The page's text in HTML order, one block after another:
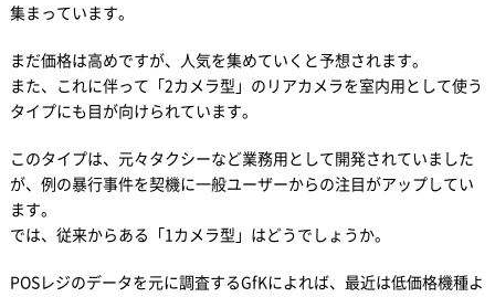
集まっています。
まだ価格は高めですが、人気を集めていくと予想されます。
また、これに伴って「2カメラ型」のリアカメラを室内用として使う
タイプにも目が向けられています。
このタイプは、元々タクシーなど業務用として開発されていました
が、例の暴行事件を契機に一般ユーザーからの注目がアップしてい
ます。
では、従来からある「1カメラ型」はどうでしょうか。
POSレジのデータを元に調査するGfKによれば、最近は低価格機種よ